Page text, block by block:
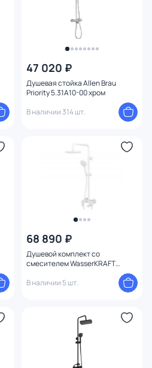
47 020 ₽
Душевая стойка Allen Brau
Priority 5.31A10-00 хром
В наличии 314 шт.
68 890 ₽
Душевой комплект со
смесителем WasserKRAFT
В наличии 5 шт.